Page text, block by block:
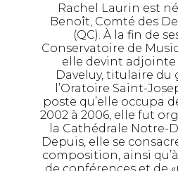
Rachel Laurin est
Benoît, Comté des
(QC). À la fin de
Conservatoire de
elle devint adjointe
Daveluy, titulaire du
l’Oratoire Saint-
poste qu’elle occupa
2002 à 2006, elle fut
la Cathédrale Notre-
Depuis, elle se
composition, ainsi
de conférences et de